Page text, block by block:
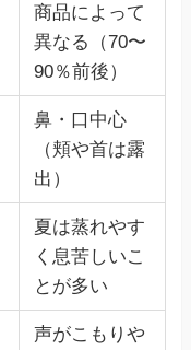
商品によって
異なる（70〜
90％前後）
鼻・口中心
（頬や首は露
出）
夏は蒸れやす
く息苦しいこ
とが多い
声がこもりや